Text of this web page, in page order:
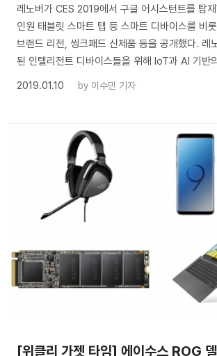
레노버가 CES 2019에서 구글 어시스턴트를 탑
인원 태블릿 스마트 탭 등 스마트 디바이스를 비
브랜드 리전, 씽크패드 신제품 등을 공개했다. 레
된 인텔리전트 디바이스들을 위해 IoT과 AI 기반
2019.01.10
by 이수민 기자
[위클리 가젯 타임] 에이수스 ROG